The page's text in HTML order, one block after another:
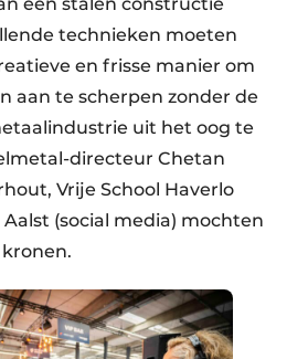
technieken moeten
en frisse manier om
aan te scherpen zonder de
uit het oog te
directeur Chetan
Vrije School Haverlo
Aalst (social media) mochten